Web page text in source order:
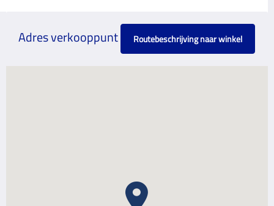
Adres verkooppunt Routebeschrijving naar winkel